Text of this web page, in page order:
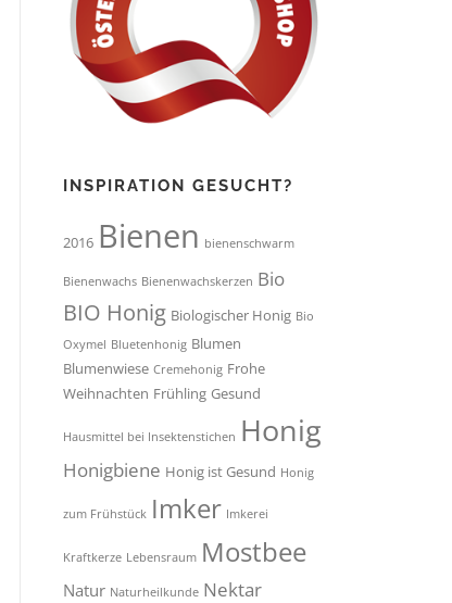
INSPIRATION GESUCHT?
2016 Bienen bienenschwarm
Bienenwachs Bienenwachskerzen Bio
BIO Honig Biologischer Honig Bio
Oxymel Bluetenhonig Blumen
Blumenwiese Cremehonig Frohe
Weihnachten Frühling Gesund
Hausmittel bei Insektenstichen Honig
Honigbiene Honig ist Gesund Honig
zum Frühstück Imker Imkerei
Kraftkerze Lebensraum Mostbee
Natur Naturheilkunde Nektar